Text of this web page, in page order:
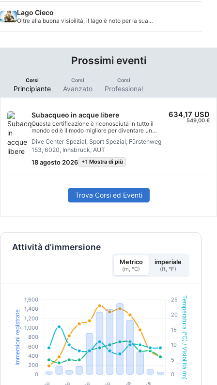
Lago Cieco
Oltre alla buona visibilità, il lago è noto per la sua
Prossimi eventi
Corsi
Principiante
Corsi
Avanzato
Corsi
Professional
Subacqueo in acque libere
Questa certificazione è riconosciuta in tutto il
mondo ed è il modo migliore per diventare un
tutta la vita. La combinazione di lezioni
personalizzate e sessioni di addestramento pratico
ti garantisce di acquisire le competenze e
l'esperienza di un subacqueo sicuro e affidabile. Al
Dive Center Spezial, Sport Spezial, Fürstenweg
153, 6020, Innsbruck, AUT
18 agosto 2026 +1 Mostra di più
634,17 USD
549,00 €
Trova Corsi ed Eventi
Attività d’immersione
Metrico
(m, °C)
imperiale
(ft, °F)